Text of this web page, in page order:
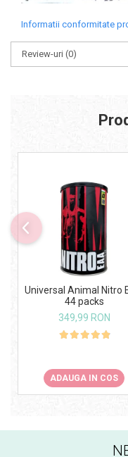
Informatii conformitate
Review-uri (0)
Universal Animal Nitro
44 packs
349,99 RON
ADAUGA IN COS